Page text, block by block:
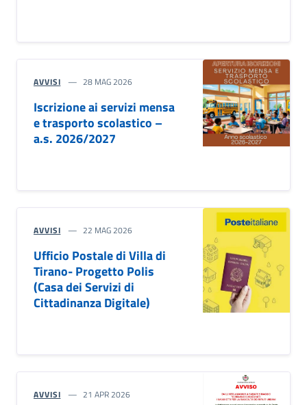
AVVISI 28 MAG 2026
Iscrizione ai servizi mensa
e trasporto scolastico –
a.s. 2026/2027
AVVISI 22 MAG 2026
Ufficio Postale di Villa di
Tirano- Progetto Polis
(Casa dei Servizi di
Cittadinanza Digitale)
AVVISI 21 APR 2026